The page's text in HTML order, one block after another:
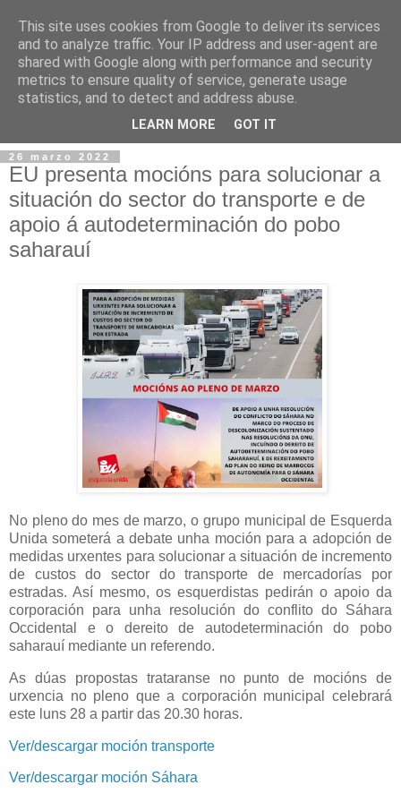
26 marzo 2022
EU presenta mocións para solucionar a
situación do sector do transporte e de
apoio á autodeterminación do pobo
saharauí
No pleno do mes de marzo, o grupo municipal de Esquerda
Unida someterá a debate unha moción para a adopción de
medidas urxentes para solucionar a situación de incremento
de custos do sector do transporte de mercadorías por
estradas. Así mesmo, os esquerdistas pedirán o apoio da
corporación para unha resolución do conflito do Sáhara
Occidental e o dereito de autodeterminación do pobo
saharauí mediante un referendo.
As dúas propostas trataranse no punto de mocións de
urxencia no pleno que a corporación municipal celebrará
este luns 28 a partir das 20.30 horas.
Ver/descargar moción transporte
Ver/descargar moción Sáhara
This site uses cookies from Google to deliver its services
and to analyze traffic. Your IP address and user-agent are
shared with Google along with performance and security
metrics to ensure quality of service, generate usage
statistics, and to detect and address abuse.
LEARN MORE GOT IT